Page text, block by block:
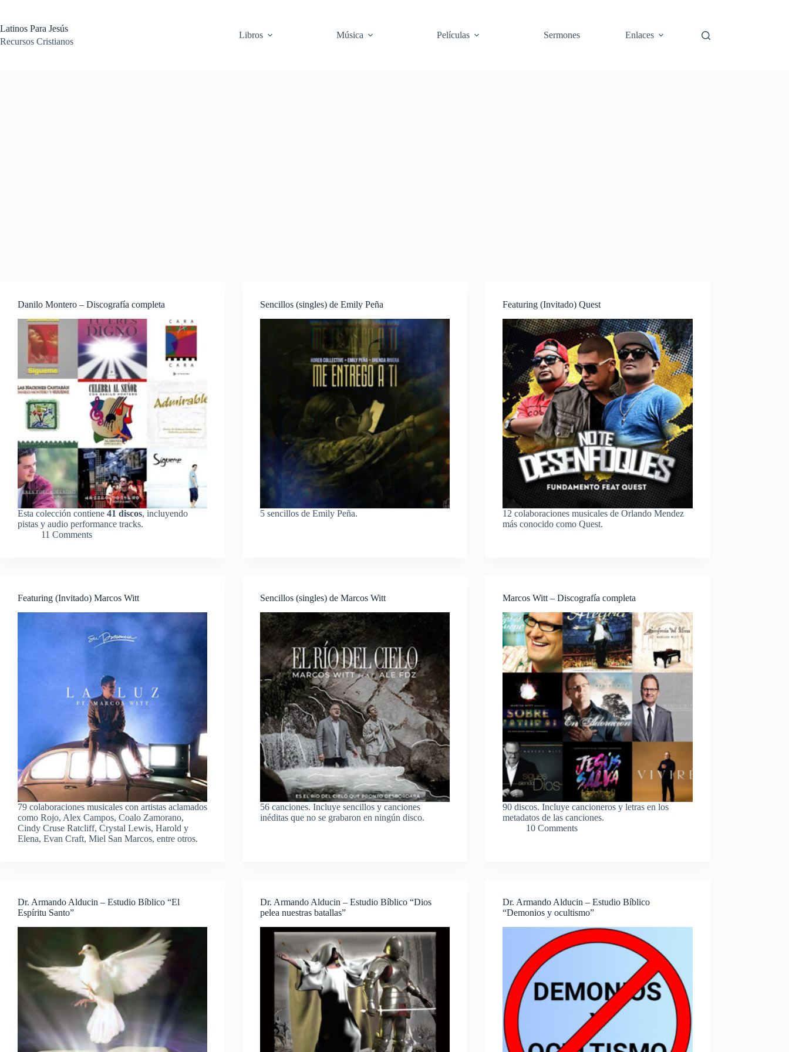
content
Latinos Para Jesús
Recursos Cristianos
Libros Música Películas Sermones Enlaces
Danilo Montero – Discografía completa
Esta colección contiene 41 discos, incluyendo
pistas y audio performance tracks.
11 Comments
Sencillos (singles) de Emily Peña
5 sencillos de Emily Peña.
Featuring (Invitado) Quest
12 colaboraciones musicales de Orlando Mendez
más conocido como Quest.
Featuring (Invitado) Marcos Witt
79 colaboraciones musicales con artistas aclamados
como Rojo, Alex Campos, Coalo Zamorano,
Cindy Cruse Ratcliff, Crystal Lewis, Harold y
Elena, Evan Craft, Miel San Marcos, entre otros.
Sencillos (singles) de Marcos Witt
56 canciones. Incluye sencillos y canciones
inéditas que no se grabaron en ningún disco.
Marcos Witt – Discografía completa
90 discos. Incluye cancioneros y letras en los
metadatos de las canciones.
10 Comments
Dr. Armando Alducin – Estudio Bíblico “El
Espíritu Santo”
Dr. Armando Alducin – Estudio Bíblico “Dios
pelea nuestras batallas”
Dr. Armando Alducin – Estudio Bíblico
“Demonios y ocultismo”